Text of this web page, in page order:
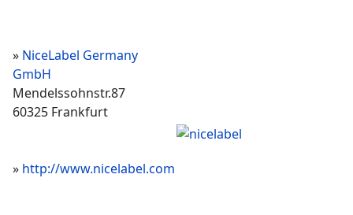
» NiceLabel Germany
GmbH
Mendelssohnstr.87
60325 Frankfurt
» http://www.nicelabel.com